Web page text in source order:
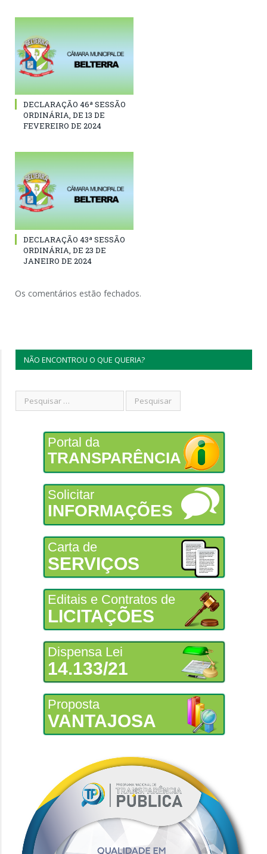
DECLARAÇÃO 46ª SESSÃO
ORDINÁRIA, DE 13 DE
FEVEREIRO DE 2024
DECLARAÇÃO 43ª SESSÃO
ORDINÁRIA, DE 23 DE
JANEIRO DE 2024
Os comentários estão fechados.
NÃO ENCONTROU O QUE QUERIA?
Portal da
TRANSPARÊNCIA
Solicitar
INFORMAÇÕES
Carta de
SERVIÇOS
Editais e Contratos de
LICITAÇÕES
Dispensa Lei
14.133/21
Proposta
VANTAJOSA